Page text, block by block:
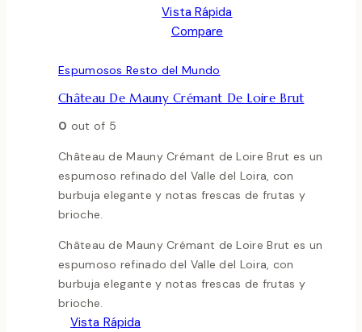
Vista Rápida
Compare
Espumosos Resto del Mundo
Château De Mauny Crémant De Loire Brut
0 out of 5
Château de Mauny Crémant de Loire Brut es un
espumoso refinado del Valle del Loira, con
burbuja elegante y notas frescas de frutas y
brioche.
Château de Mauny Crémant de Loire Brut es un
espumoso refinado del Valle del Loira, con
burbuja elegante y notas frescas de frutas y
brioche.
Vista Rápida